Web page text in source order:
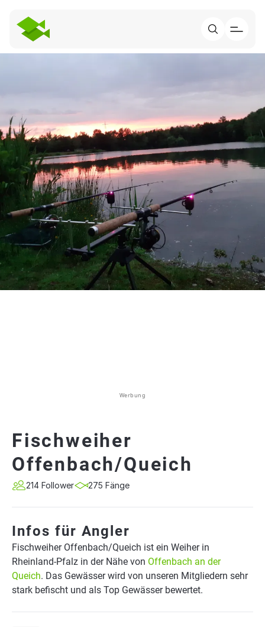
Werbung
Fischweiher
Offenbach/Queich
214 Follower 275 Fänge
Infos für Angler
Fischweiher Offenbach/Queich ist ein Weiher in
Rheinland-Pfalz in der Nähe von Offenbach an der
Queich. Das Gewässer wird von unseren Mitgliedern sehr
stark befischt und als Top Gewässer bewertet.